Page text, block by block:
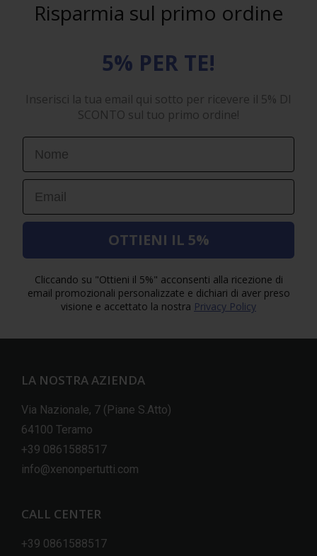
Risparmia sul primo ordine
5% PER TE!
Inserisci la tua email qui sotto per ricevere il 5% DI
SCONTO sul tuo primo ordine!
First Name
Email
OTTIENI IL 5%
Cliccando su "Ottieni il 5%" acconsenti alla ricezione di
email promozionali personalizzate e dichiari di aver preso
visione e accettato la nostra Privacy Policy
LA NOSTRA AZIENDA
Via Nazionale, 7 (Piane S.Atto)
64100 Teramo
+39 0861588517
info@xenonpertutti.com
CALL CENTER
+39 0861588517